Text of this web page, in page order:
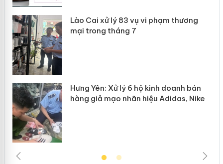
Lào Cai xử lý 83 vụ vi phạm thương
mại trong tháng 7
Hưng Yên: Xử lý 6 hộ kinh doanh bán
hàng giả mạo nhãn hiệu Adidas, Nike